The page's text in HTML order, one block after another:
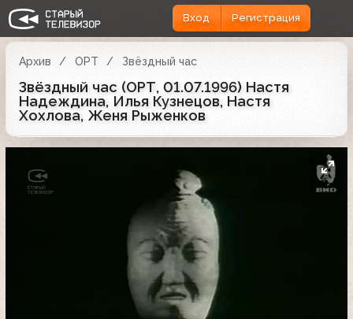
Вход Регистрация
Архив ОРТ Звёздный час
Звёздный час (ОРТ, 01.07.1996) Настя
Надеждина, Илья Кузнецов, Настя
Хохлова, Женя Рыженков